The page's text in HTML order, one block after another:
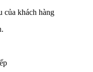
của khách hàng